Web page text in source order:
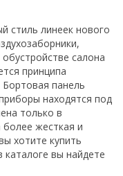
стиль линеек нового
салона
принципа
Бортовая панель
находятся под
только в
жесткая и
хотите купить
вы найдете